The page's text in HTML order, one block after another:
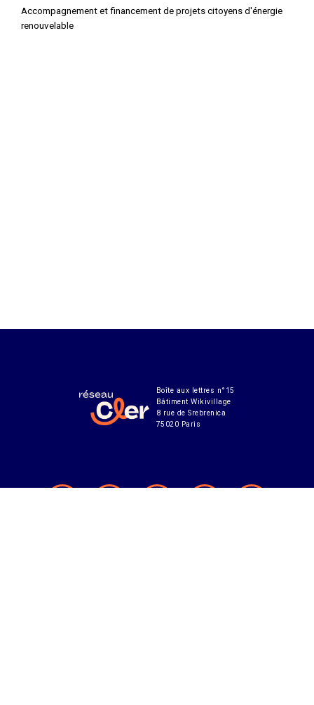
Accompagnement et financement de projets citoyens d'énergie
renouvelable
Boîte aux lettres n°15
Bâtiment Wikivillage
8 rue de Srebrenica
75020 Paris